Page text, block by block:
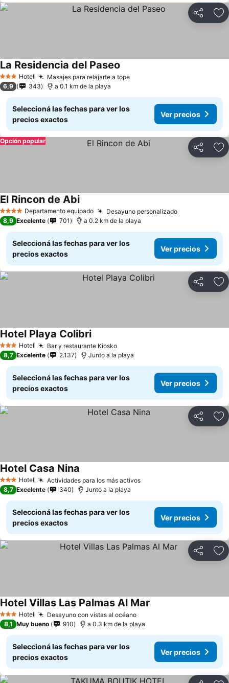
Compartir
3 Estrellas
Hotel Masajes para relajarte a tope
La Residencia del Paseo
6,9 343 a 0.1 km de la playa
Seleccioná las fechas para ver los
precios exactos
Ver precios
Compartir
Opción popular
4 EstrellasDepartamento equipado Desayuno personalizado
El Rincon de Abi
8,9 Excelente 701 a 0.2 km de la playa
Seleccioná las fechas para ver los
precios exactos
Ver precios
Compartir
3 Estrellas
Hotel Bar y restaurante Kiosko
Hotel Playa Colibri
8,7 Excelente 2.137 Junto a la playa
Seleccioná las fechas para ver los
precios exactos
Ver precios
Compartir
3 Estrellas
Hotel Actividades para los más activos
Hotel Casa Nina
8,7 Excelente 340 Junto a la playa
Seleccioná las fechas para ver los
precios exactos
Ver precios
Compartir
3 Estrellas
Hotel Desayuno con vistas al océano
Hotel Villas Las Palmas Al Mar
8,1 Muy bueno 910 a 0.3 km de la playa
Seleccioná las fechas para ver los
precios exactos
Ver precios